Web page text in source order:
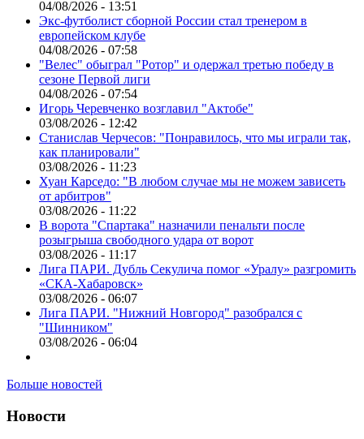
04/08/2026 - 13:51
Экс-футболист сборной России стал тренером в
европейском клубе
04/08/2026 - 07:58
"Велес" обыграл "Ротор" и одержал третью победу в
сезоне Первой лиги
04/08/2026 - 07:54
Игорь Черевченко возглавил "Актобе"
03/08/2026 - 12:42
Станислав Черчесов: "Понравилось, что мы играли так,
как планировали"
03/08/2026 - 11:23
Хуан Карседо: "В любом случае мы не можем зависеть
от арбитров"
03/08/2026 - 11:22
В ворота "Спартака" назначили пенальти после
розыгрыша свободного удара от ворот
03/08/2026 - 11:17
Лига ПАРИ. Дубль Секулича помог «Уралу» разгромить
«СКА-Хабаровск»
03/08/2026 - 06:07
Лига ПАРИ. "Нижний Новгород" разобрался с
"Шинником"
03/08/2026 - 06:04
Больше новостей
Новости